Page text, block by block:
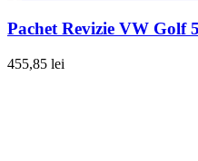
Pachet Revizie VW
455,85 lei